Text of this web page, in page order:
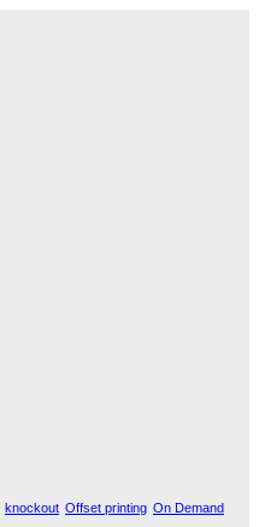
knockout Offset printing On Demand